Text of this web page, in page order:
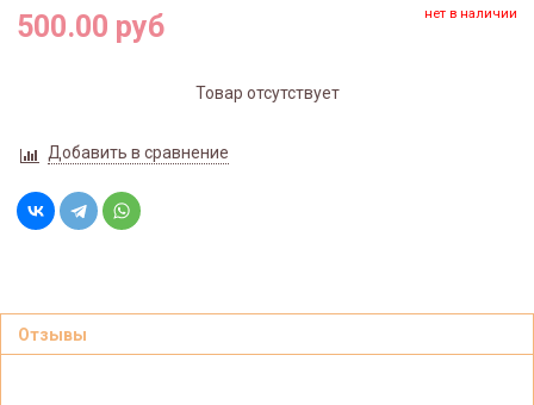
500.00 руб нет в наличии
Товар отсутствует
Добавить в сравнение
Отзывы